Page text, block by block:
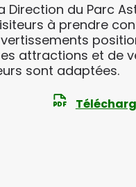
Direction du Parc
à prendre
attractions et de
sont adaptées.